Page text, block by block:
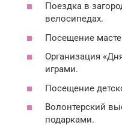
Поездка в
велосипедах.
Посещение
Организация
играми.
Посещение
Волонтерский
подарками.